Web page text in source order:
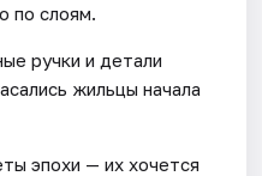
по слоям.
ручки и детали
жильцы начала
эпохи — их хочется